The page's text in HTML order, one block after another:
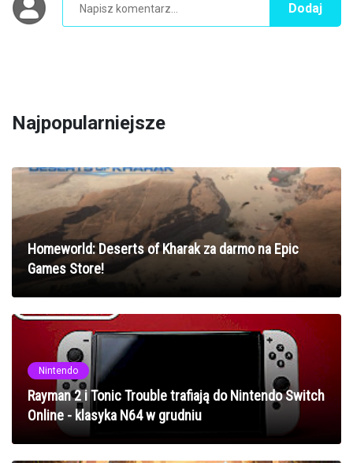
Dodaj
Najpopularniejsze
Homeworld: Deserts of Kharak za darmo na Epic
Games Store!
Nintendo
Rayman 2 i Tonic Trouble trafiają do Nintendo Switch
Online - klasyka N64 w grudniu